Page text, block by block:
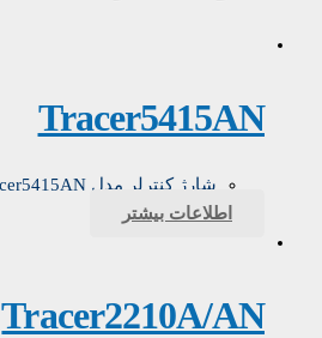
Tracer5415AN
شارژ کنترلر مدل Tracer5415AN سری MPPT برند EPEVER
اطلاعات بیشتر
Tracer2210A/AN